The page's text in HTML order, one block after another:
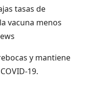
tasas de
vacuna menos
y mantiene
19.